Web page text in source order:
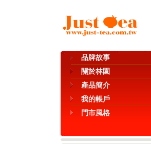
品牌故事
關於林園
產品簡介
我的帳戶
門市風格